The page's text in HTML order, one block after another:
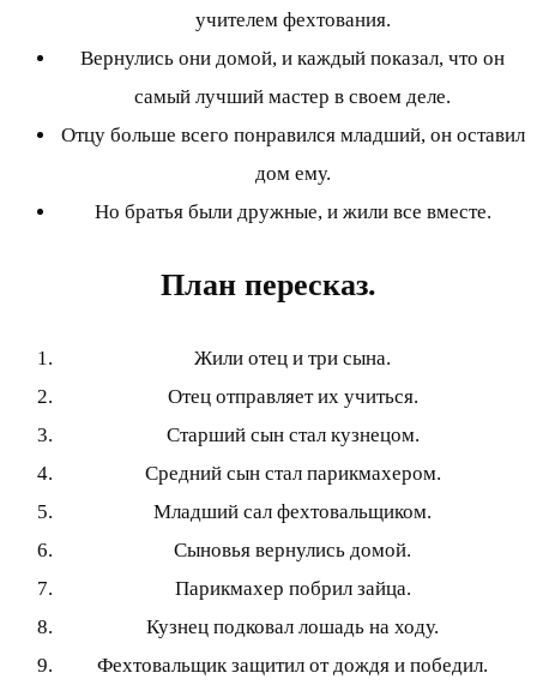
учителем фехтования.
Вернулись они домой, и каждый показал, что он
самый лучший мастер в своем деле.
Отцу больше всего понравился младший, он оставил
дом ему.
Но братья были дружные, и жили все вместе.
План пересказ.
Жили отец и три сына.
Отец отправляет их учиться.
Старший сын стал кузнецом.
Средний сын стал парикмахером.
Младший сал фехтовальщиком.
Сыновья вернулись домой.
Парикмахер побрил зайца.
Кузнец подковал лошадь на ходу.
Фехтовальщик защитил от дождя и победил.